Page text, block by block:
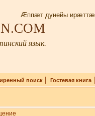
Æппæт дунейы ирæттæ
язык.
поиск| Гостевая книга|